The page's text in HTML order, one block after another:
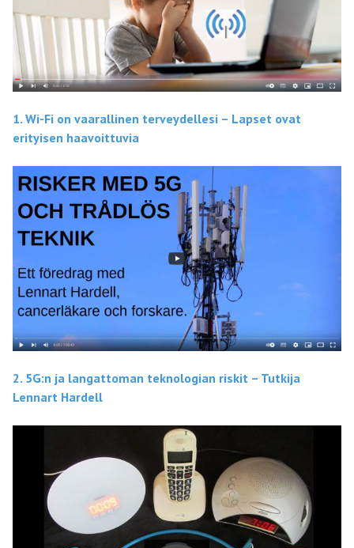
1. Wi-Fi on vaarallinen terveydellesi – Lapset ovat
erityisen haavoittuvia
2. 5G:n ja langattoman teknologian riskit – Tutkija
Lennart Hardell